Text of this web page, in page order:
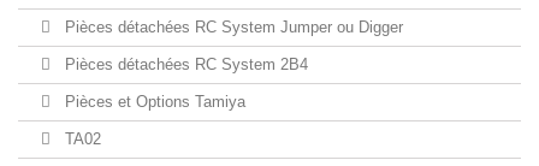
Pièces détachées RC System Jumper ou Digger
Pièces détachées RC System 2B4
Pièces et Options Tamiya
TA02